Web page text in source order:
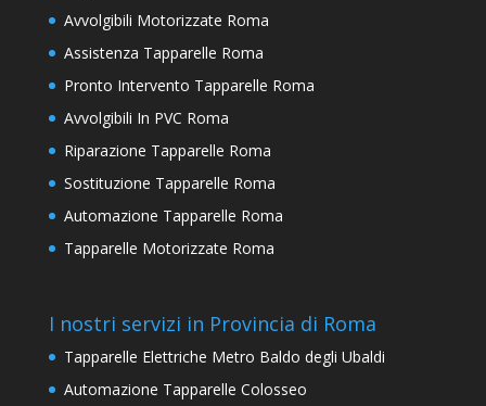
Avvolgibili Motorizzate Roma
Assistenza Tapparelle Roma
Pronto Intervento Tapparelle Roma
Avvolgibili In PVC Roma
Riparazione Tapparelle Roma
Sostituzione Tapparelle Roma
Automazione Tapparelle Roma
Tapparelle Motorizzate Roma
I nostri servizi in Provincia di Roma
Tapparelle Elettriche Metro Baldo degli Ubaldi
Automazione Tapparelle Colosseo